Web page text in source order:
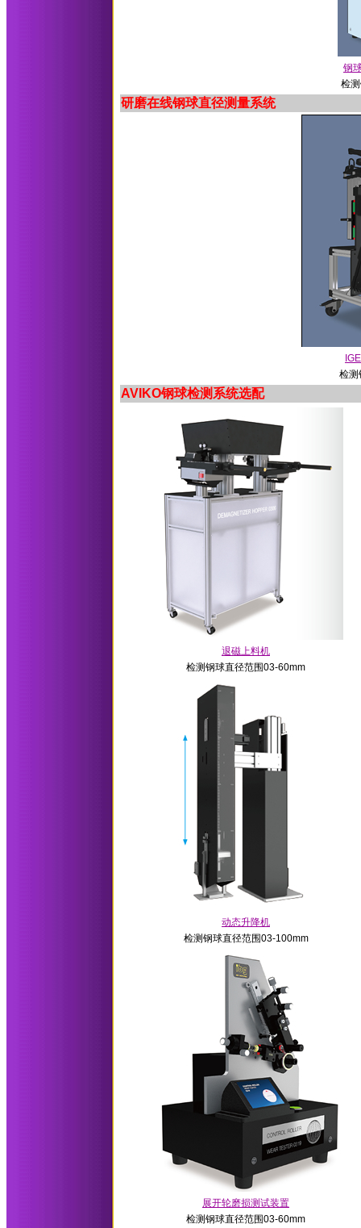
钢
检
研磨在线钢球直径测量系统
检测
AVIKO钢球检测系统选配
退磁上料机
检测钢球直径范围03-60mm
动态升降机
检测钢球直径范围03-100mm
展开轮磨损测试装置
检测钢球直径范围03-60mm